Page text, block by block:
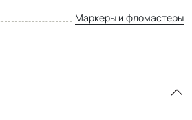
Маркеры и фломастеры